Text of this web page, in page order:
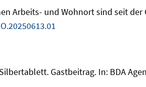
Arbeits- und Wohnort sind seit
Gastbeitrag. In: BDA